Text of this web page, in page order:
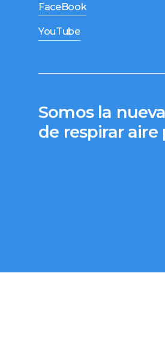
FaceBook
YouTube
Somos la
de respirar aire